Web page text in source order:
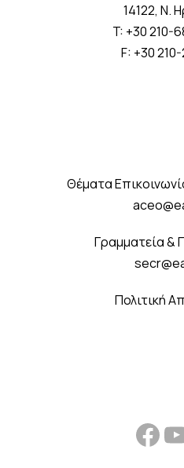
14122, Ν.
T: +30 210-
F: +30
Θέματα
Γραμματεία &
Πολιτική